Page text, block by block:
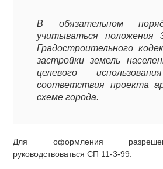
В обязательном
учитываться положения
Градостроительного
застройки земель
целевого
соответствия проекта
схеме города.
Для оформления
руководствоваться СП 11-3-99.